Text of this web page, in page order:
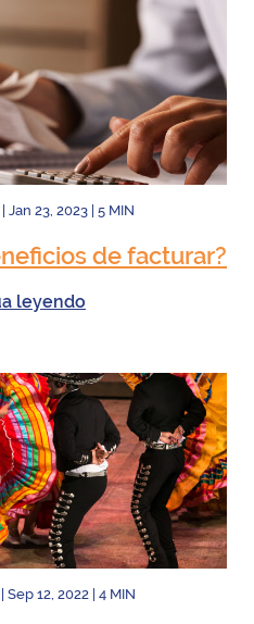
| Jan 23, 2023 | 5MIN
de facturar?
leyendo
| Sep 12, 2022 | 4MIN